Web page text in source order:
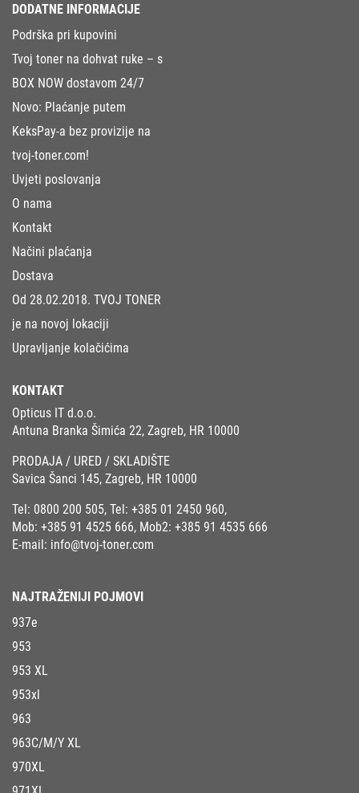
DODATNE INFORMACIJE
Podrška pri kupovini
Tvoj toner na dohvat ruke – s
BOX NOW dostavom 24/7
Novo: Plaćanje putem
KeksPay-a bez provizije na
tvoj-toner.com!
Uvjeti poslovanja
O nama
Kontakt
Načini plaćanja
Dostava
Od 28.02.2018. TVOJ TONER
je na novoj lokaciji
Upravljanje kolačićima
KONTAKT
Opticus IT d.o.o.
Antuna Branka Šimića 22, Zagreb, HR 10000
PRODAJA / URED / SKLADIŠTE
Savica Šanci 145, Zagreb, HR 10000
Tel: 0800 200 505, Tel: +385 01 2450 960,
Mob: +385 91 4525 666, Mob2: +385 91 4535 666
E-mail: info@tvoj-toner.com
NAJTRAŽENIJI POJMOVI
937e
953
953 XL
953xl
963
963C/M/Y XL
970XL